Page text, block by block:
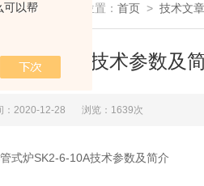
可以帮 您现在的位置： 首页 > 技术文章
6-10A技术参数及
：2020-12-28 浏览：1639次
式炉SK2-6-10A技术参数及简介